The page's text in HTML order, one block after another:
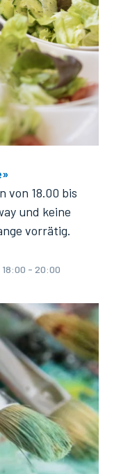
von 18.00 bis
und keine
vorrätig.
18:00 - 20:00